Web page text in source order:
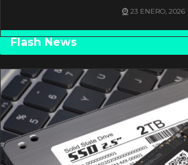
23 ENERO, 2026
Flash News